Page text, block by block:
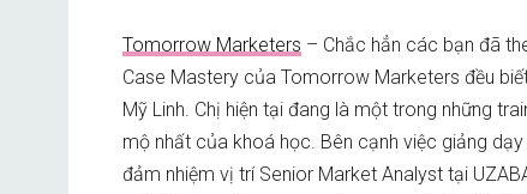
Tomorrow Marketers – Chắc hẳn các bạn đã
Case Mastery của Tomorrow Marketers đều
Mỹ Linh. Chị hiện tại đang là một trong những
mộ nhất của khoá học. Bên cạnh việc giảng
đảm nhiệm vị trí Senior Market Analyst tại